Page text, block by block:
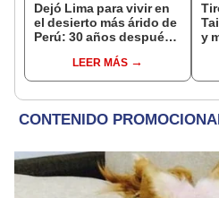
Dejó Lima para vivir en
el desierto más árido de
Perú: 30 años después,
creó un sorprendente
ecosistema
LEER MÁS
y